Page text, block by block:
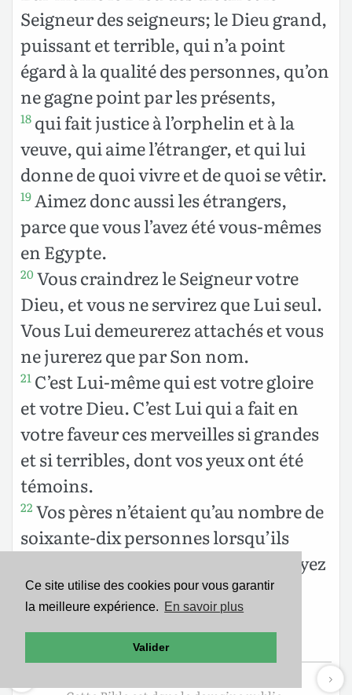
Ce site utilise des cookies pour vous garantir
la meilleure expérience. En savoir plus
Valider
Seigneur des seigneurs; le Dieu grand,
puissant et terrible, qui n’a point
égard à la qualité des personnes, qu’on
ne gagne point par les présents,
18 qui fait justice à l’orphelin et à la
veuve, qui aime l’étranger, et qui lui
donne de quoi vivre et de quoi se vêtir.
19Aimez donc aussi les étrangers,
parce que vous l’avez été vous-mêmes
en Egypte.
20 Vous craindrez le Seigneur votre
Dieu, et vous ne servirez que Lui seul.
Vous Lui demeurerez attachés et vous
ne jurerez que par Son nom.
21 C’est Lui-même qui est votre gloire
et votre Dieu. C’est Lui qui a fait en
votre faveur ces merveilles si grandes
et si terribles, dont vos yeux ont été
témoins.
22 Vos pères n’étaient qu’au nombre de
soixante-dix personnes lorsqu’ils
descendirent en Egypte; et vous voyez
maintenant que le Seigneur votre
Dieu vous a multipliés comme les
étoiles du ciel.